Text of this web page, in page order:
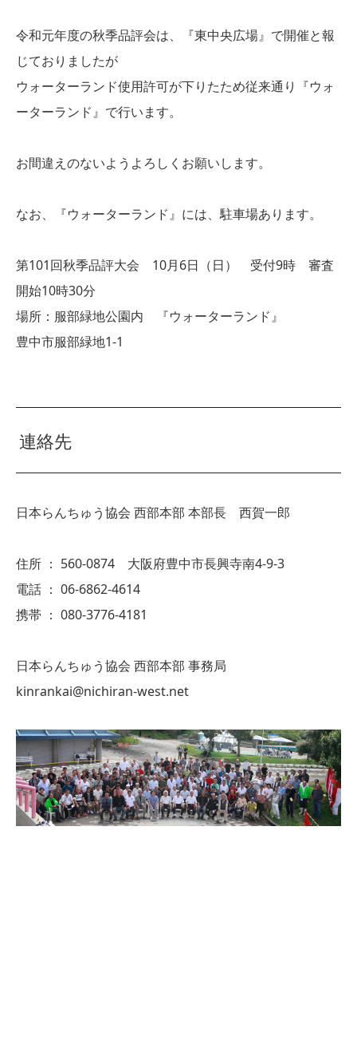
令和元年度の秋季品評会は、『東中央広場』で開催と報
じておりましたが
ウォーターランド使用許可が下りたため従来通り『ウォ
ーターランド』で行います。
お間違えのないようよろしくお願いします。
なお、『ウォーターランド』には、駐車場あります。
第101回秋季品評大会 10月6日（日） 受付9時 審査
開始10時30分
場所：服部緑地公園内 『ウォーターランド』
豊中市服部緑地1-1
連絡先
日本らんちゅう協会 西部本部 本部長 西賀一郎
住所 ： 560-0874 大阪府豊中市長興寺南4-9-3
電話 ： 06-6862-4614
携帯 ： 080-3776-4181
日本らんちゅう協会 西部本部 事務局
kinrankai@nichiran-west.net